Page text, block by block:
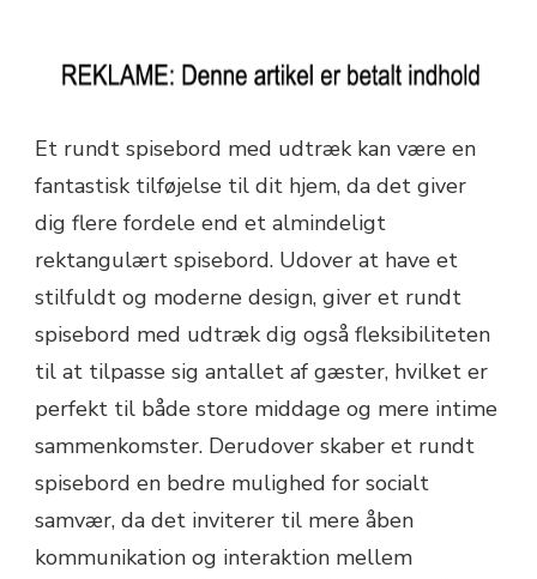
Et rundt spisebord med udtræk kan være en
fantastisk tilføjelse til dit hjem, da det giver
dig flere fordele end et almindeligt
rektangulært spisebord. Udover at have et
stilfuldt og moderne design, giver et rundt
spisebord med udtræk dig også fleksibiliteten
til at tilpasse sig antallet af gæster, hvilket er
perfekt til både store middage og mere intime
sammenkomster. Derudover skaber et rundt
spisebord en bedre mulighed for socialt
samvær, da det inviterer til mere åben
kommunikation og interaktion mellem